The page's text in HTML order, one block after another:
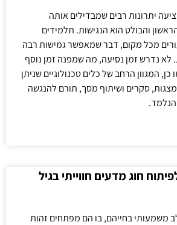
יתרונות רבים שמבדילים אותה
והבולט הוא הנגישות. תלמידים
מכל מקום, דבר שמאפשר גמישות רבה
נדרש זמן נסיעה, מה שמפנה זמן נוסף
המגוון הרחב של כלים טכנולוגיים שניתן
מצגות, סקרים ושיתוף מסך, תורם להנגשה
חוג מדעים חווייתי בגיל
משמעותי בחייהם, בו הם מפתחים זהות